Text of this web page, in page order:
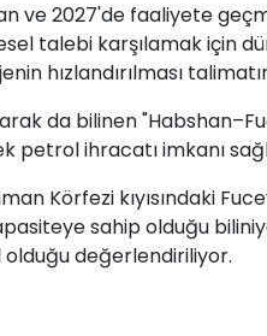
ve 2027'de faaliyete
talebi karşılamak için
hızlandırılması
da bilinen
petrol ihracatı imkanı
Körfezi kıyısındaki
sahip olduğu
değerlendiriliyor.